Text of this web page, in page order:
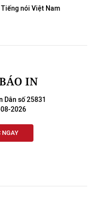
nói Việt Nam
IN
Dân số 25831
2026
NGAY